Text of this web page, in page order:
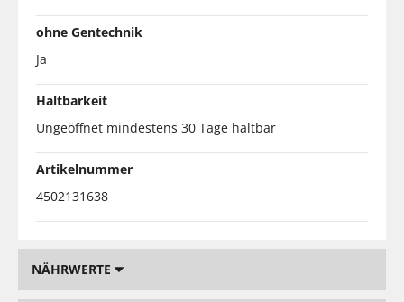
ohne Gentechnik
Ja
Haltbarkeit
Ungeöffnet mindestens 30 Tage haltbar
Artikelnummer
4502131638
NÄHRWERTE